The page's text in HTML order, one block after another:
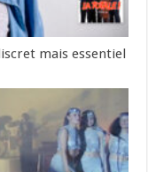
mais essentiel